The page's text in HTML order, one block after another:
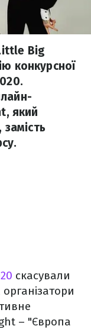
Big
конкурсної
який
скасували
– "Європа